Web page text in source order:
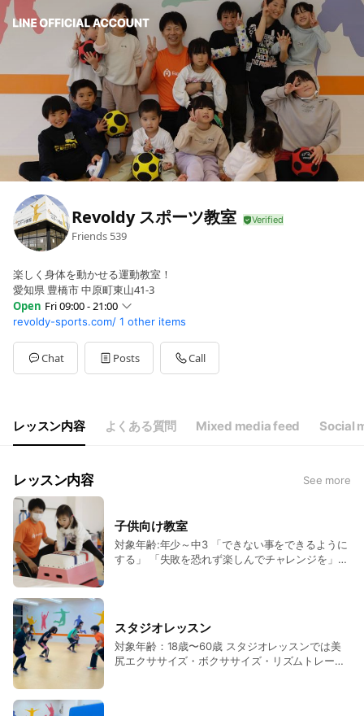
Revoldy スポーツ教室
Friends 539
楽しく身体を動かせる運動教室！
愛知県 豊橋市 中原町東山41-3
Open Fri 09:00 - 21:00
SunClosed
Mon09:00 - 21:00
Tue09:00 - 21:00
WedClosed
08:30 - 20:00
年間カレンダーは公式サイトを確認して下さい。
revoldy-sports.com/ 1 other items
Chat Posts Call
レッスン内容 よくある質問 Mixed media feed Social
レッスン内容 See more
子供向け教室
対象年齢:年少～中3 「できない事をできるように
する」 「失敗を恐れず楽しんでチャレンジを」
じて運動をおこない、自身の体を思い通りに動か
せる能力（巧緻性）を高めることで、どんな運動
でも対応できる体つくりと、楽しく諦めないでチ
スタジオレッスン
対象年齢：18歳〜60歳 スタジオレッスンでは美
尻エクササイズ・ボクササイズ・リズムトレーニ